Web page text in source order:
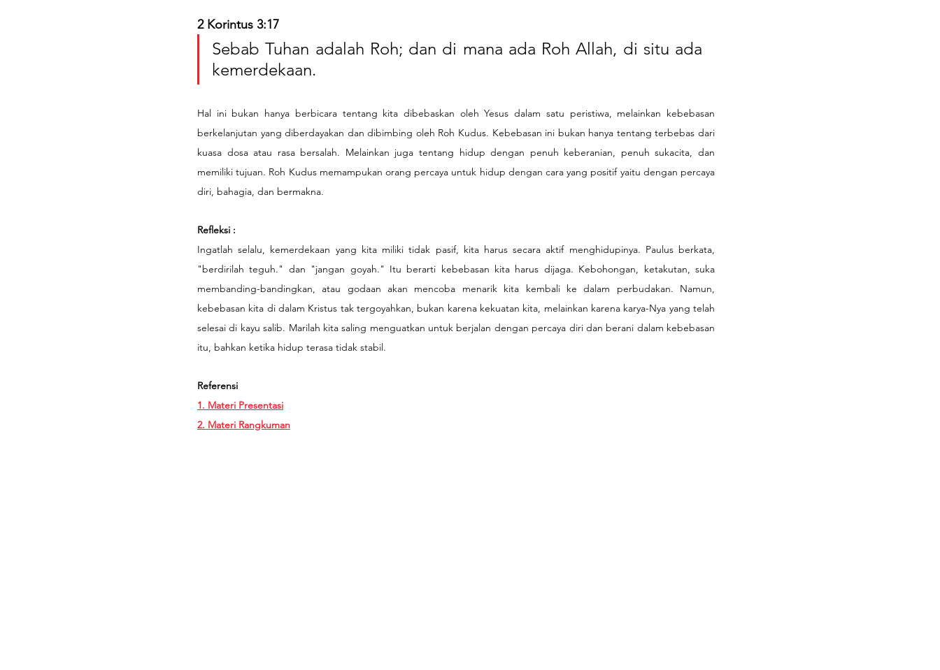
2 Korintus 3:17
Sebab Tuhan adalah Roh; dan di mana ada Roh Allah, di situ ada
kemerdekaan.
Hal ini bukan hanya berbicara tentang kita dibebaskan oleh Yesus dalam satu peristiwa, melainkan kebebasan
berkelanjutan yang diberdayakan dan dibimbing oleh Roh Kudus. Kebebasan ini bukan hanya tentang terbebas dari
kuasa dosa atau rasa bersalah. Melainkan juga tentang hidup dengan penuh keberanian, penuh sukacita, dan
memiliki tujuan. Roh Kudus memampukan orang percaya untuk hidup dengan cara yang positif yaitu dengan percaya
diri, bahagia, dan bermakna.
Refleksi :
Ingatlah selalu, kemerdekaan yang kita miliki tidak pasif, kita harus secara aktif menghidupinya. Paulus berkata,
"berdirilah teguh." dan "jangan goyah." Itu berarti kebebasan kita harus dijaga. Kebohongan, ketakutan, suka
membanding-bandingkan, atau godaan akan mencoba menarik kita kembali ke dalam perbudakan. Namun,
kebebasan kita di dalam Kristus tak tergoyahkan, bukan karena kekuatan kita, melainkan karena karya-Nya yang telah
selesai di kayu salib. Marilah kita saling menguatkan untuk berjalan dengan percaya diri dan berani dalam kebebasan
itu, bahkan ketika hidup terasa tidak stabil.
Referensi
1. Materi Presentasi
2. Materi Rangkuman